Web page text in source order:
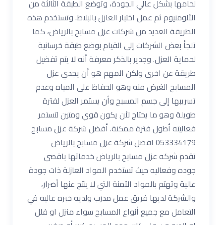
لحامها بشكل عالي الجودة، وتوضع الطبقة الثالثة من
الألومنيوم ثم عمل اختبار العازل بالبلاط. وتستخدم هذه
الطريقة العديد من شركات عزل مسابح بالرياض، كما
تلجأ بعض الشركات إلى القيام بوضع طبقة خرسانية
لحماية العزل. وجدير بالذكر معرفة أنه لا يتم تفضيل
طريقة عن اخرى ولكن المهم هو أن يجدي عزل
المسابح الغرض منه وهو الحفاظ على المياه وعدم
تسريبها إلى جسم المسبح وأن يستمر العزل لفترة
طويلة وهو ما يحتاج لأن يكون قوي ومتين لتستمر
فعاليته أطول فترة ممكنة. أفضل شركة عزل مسابح
053334179 افضل شركة عزل مسابح بالرياض
تقدم شركه عزل مسابح بالرياض خدماتها باقصى
جوده وفعاليه حيث تستخدم المواد العازلة ذات جودة
عالية وتهتم بالمواد الآمنة التي لا ينتج عنها أضرار،
والشركة لديها فريق عمل مدرب ولديه خبره عاليه في
التعامل مع جميع أنواع المسابح سواء منزل او فلل